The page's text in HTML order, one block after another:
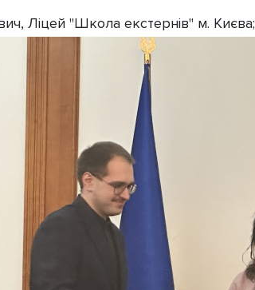
Ліцей "Школа екстернів" м. Києва;